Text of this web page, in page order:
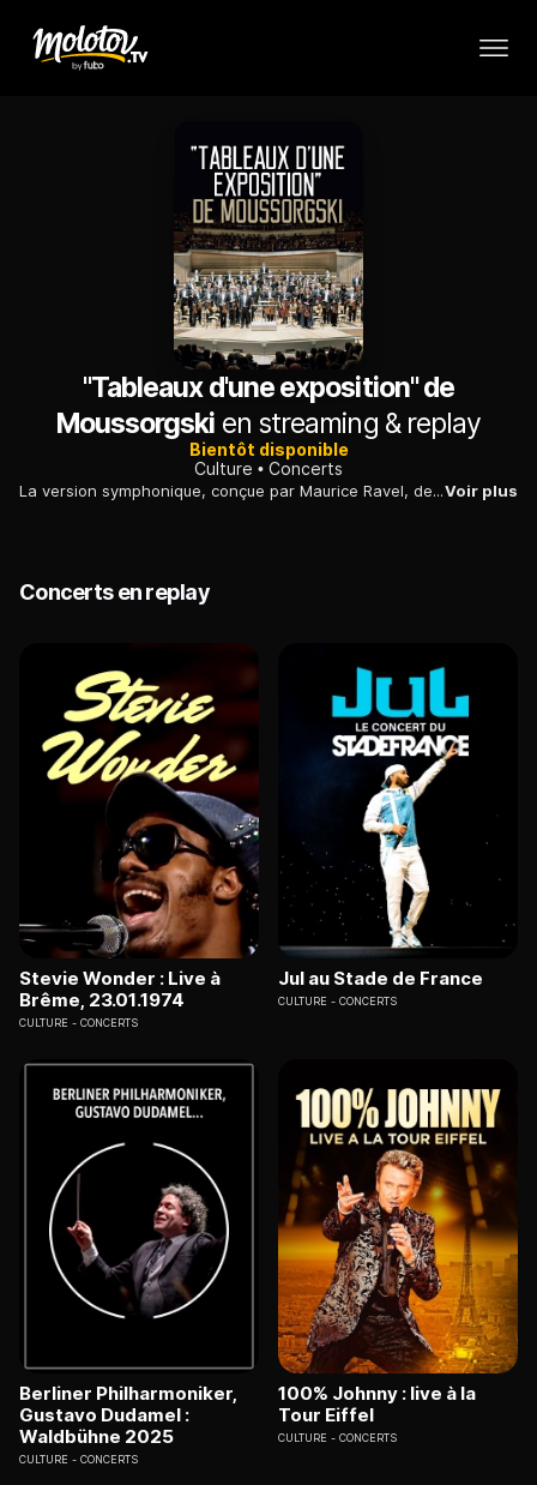
"Tableaux d'une exposition" de
Moussorgski en streaming & replay
Bientôt disponible
Culture
Concerts
La version symphonique, conçue par Maurice Ravel, des merveilleux "Tableaux d'une exposition" de Modest Moussorgski, interprétée par l'Orchestre symphonique allemand de Berlin.Voir plus
Concerts en replay
Stevie Wonder : Live à
Brême, 23.01.1974
CULTURE CONCERTS
Jul au Stade de France
CULTURE CONCERTS
Berliner Philharmoniker,
Gustavo Dudamel :
Waldbühne 2025
CULTURE CONCERTS
100% Johnny : live à la
Tour Eiffel
CULTURE CONCERTS